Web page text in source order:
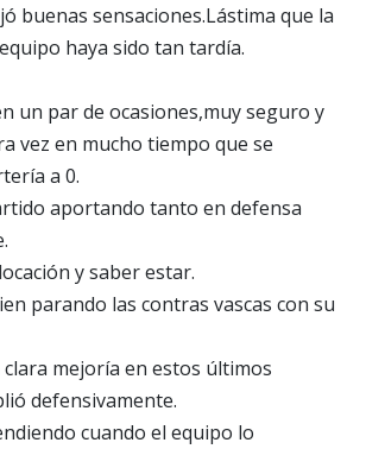
buenas sensaciones.Lástima que la
haya sido tan tardía.
un par de ocasiones,muy seguro y
vez en mucho tiempo que se
a 0.
aportando tanto en defensa
y saber estar.
parando las contras vascas con su
clara mejoría en estos últimos
defensivamente.
cuando el equipo lo